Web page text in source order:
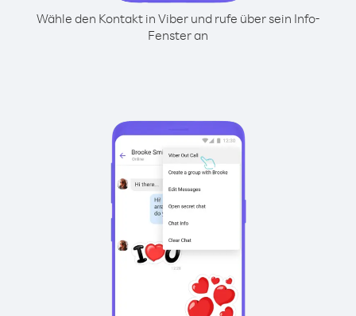
Wähle den Kontakt in Viber und rufe über sein Info-
Fenster an